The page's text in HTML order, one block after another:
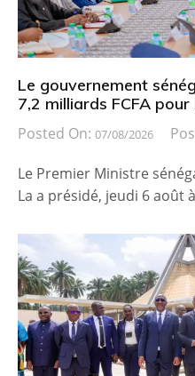
Le gouvernement
7,2 milliards FCFA
Posted On: 07/08/2026
Le Premier Ministre
La a présidé, jeudi 6 août